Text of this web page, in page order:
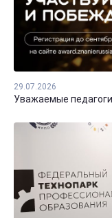
29.07.2026
Уважаемые педагоги